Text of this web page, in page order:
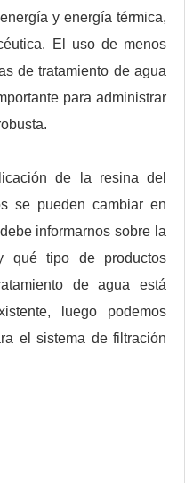
y energía térmica,
El uso de menos
de tratamiento de agua
para administrar
de la resina del
se pueden cambiar en
informarnos sobre la
qué tipo de productos
de agua está
luego podemos
el sistema de filtración